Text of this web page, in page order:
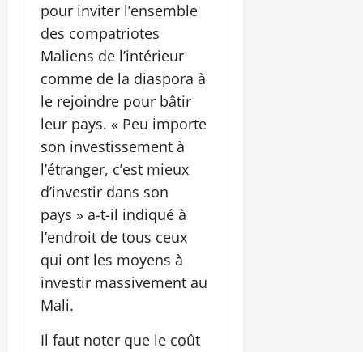
pour inviter l’ensemble
des compatriotes
Maliens de l’intérieur
comme de la diaspora à
le rejoindre pour bâtir
leur pays. « Peu importe
son investissement à
l’étranger, c’est mieux
d’investir dans son
pays » a-t-il indiqué à
l’endroit de tous ceux
qui ont les moyens à
investir massivement au
Mali.
Il faut noter que le coût